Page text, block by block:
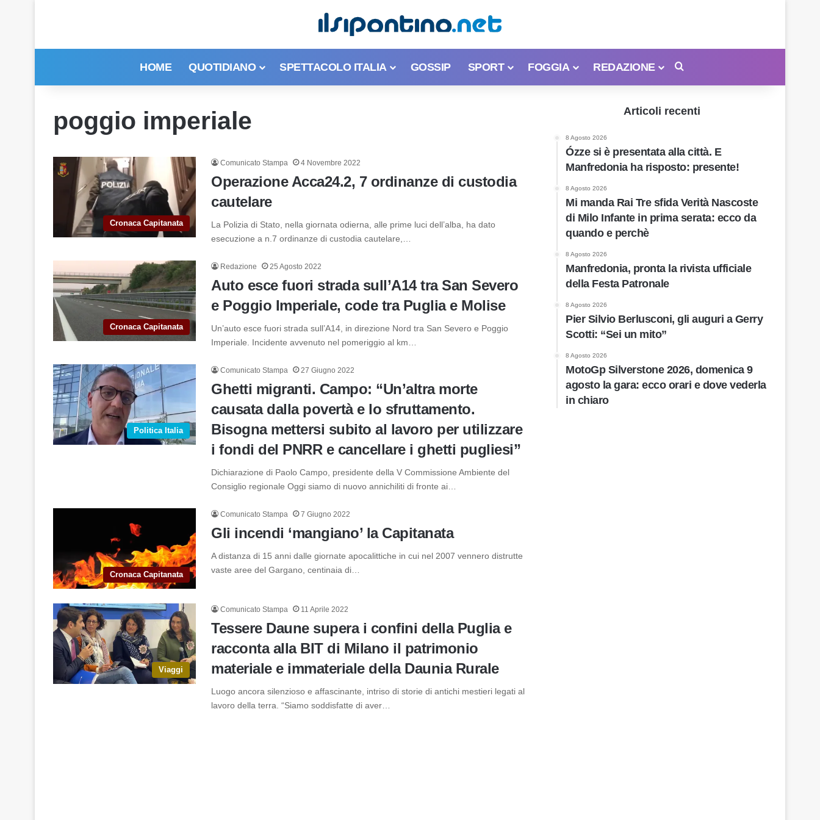
HOME QUOTIDIANO SPETTACOLO ITALIA GOSSIP SPORT FOGGIA REDAZIONE
poggio imperiale
Cronaca Capitanata
Comunicato Stampa 4 Novembre 2022
Operazione Acca24.2, 7 ordinanze di custodia
cautelare
La Polizia di Stato, nella giornata odierna, alle prime luci dell’alba, ha dato
esecuzione a n.7 ordinanze di custodia cautelare,…
Cronaca Capitanata
Redazione 25 Agosto 2022
Auto esce fuori strada sull’A14 tra San Severo
e Poggio Imperiale, code tra Puglia e Molise
Un’auto esce fuori strada sull’A14, in direzione Nord tra San Severo e Poggio
Imperiale. Incidente avvenuto nel pomeriggio al km…
Politica Italia
Comunicato Stampa 27 Giugno 2022
Ghetti migranti. Campo: “Un’altra morte
causata dalla povertà e lo sfruttamento.
Bisogna mettersi subito al lavoro per utilizzare
i fondi del PNRR e cancellare i ghetti pugliesi”
Dichiarazione di Paolo Campo, presidente della V Commissione Ambiente del
Consiglio regionale Oggi siamo di nuovo annichiliti di fronte ai…
Cronaca Capitanata
Comunicato Stampa 7 Giugno 2022
Gli incendi ‘mangiano’ la Capitanata
A distanza di 15 anni dalle giornate apocalittiche in cui nel 2007 vennero distrutte
vaste aree del Gargano, centinaia di…
Viaggi
Comunicato Stampa 11 Aprile 2022
Tessere Daune supera i confini della Puglia e
racconta alla BIT di Milano il patrimonio
materiale e immateriale della Daunia Rurale
Luogo ancora silenzioso e affascinante, intriso di storie di antichi mestieri legati al
lavoro della terra. “Siamo soddisfatte di aver…
Articoli recenti
8 Agosto 2026
Ózze si è presentata alla città. E
Manfredonia ha risposto: presente!
8 Agosto 2026
Mi manda Rai Tre sfida Verità Nascoste
di Milo Infante in prima serata: ecco da
quando e perchè
8 Agosto 2026
Manfredonia, pronta la rivista ufficiale
della Festa Patronale
8 Agosto 2026
Pier Silvio Berlusconi, gli auguri a Gerry
Scotti: “Sei un mito”
8 Agosto 2026
MotoGp Silverstone 2026, domenica 9
agosto la gara: ecco orari e dove vederla
in chiaro